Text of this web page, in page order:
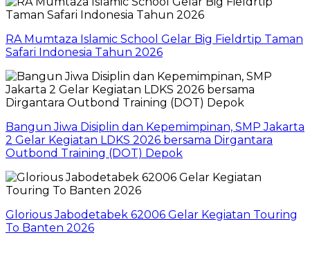
RA Mumtaza Islamic School Gelar Big Fieldrtip Taman
Safari Indonesia Tahun 2026
Bangun Jiwa Disiplin dan Kepemimpinan, SMP Jakarta
2 Gelar Kegiatan LDKS 2026 bersama Dirgantara
Outbond Training (DOT) Depok
Glorious Jabodetabek 62006 Gelar Kegiatan Touring
To Banten 2026